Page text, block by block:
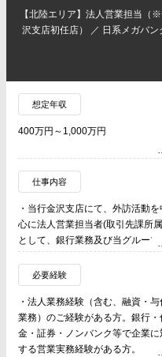
【北陸エリア】法人営業担当（
沢支店初任店） ／ 日系メガバン
想定年収
400万円～1,000万円
仕事内容
・当行金沢支店にて、外訪活動を
心に法人営業担当者(取引先課所
として、銀行業務及び当グループ
グローバル且つ多様な機能を活用
たソリューション提供を通じて、
客・社会の発展や成長の姿を描き
実現していく業務に従事する。
・北陸エリアへの強い地域創生・
域貢献意欲をベースに当グループ
総合力を生かした事業戦略、財務
必要経験
・法人業務経験（含む、融資・与
業務）のご経験がある方。銀行・
金・証券・ノンバンク等で企業に
する営業実務経験がある方。